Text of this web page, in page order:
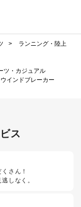
>
ランニング・陸上
ツ・カジュアル
ウインドブレーカー
ス
さん！
しなく。